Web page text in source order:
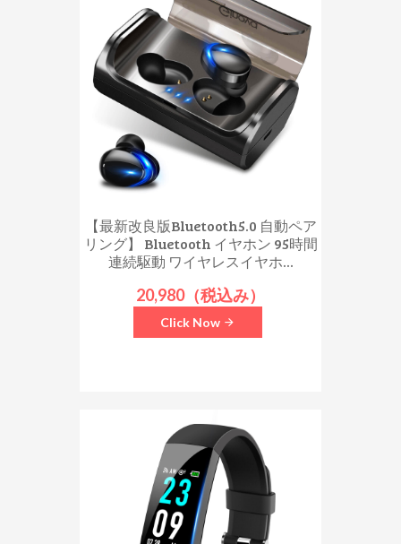
【最新改良版Bluetooth5.0 自動ペア
リング】 Bluetooth イヤホン 95時間
連続駆動 ワイヤレスイヤホ...
20,980（税込み）
Click Now